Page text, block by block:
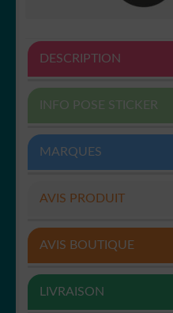
DESCRIPTION
INFO POSE STICKER
MARQUES
AVIS PRODUIT
AVIS BOUTIQUE
LIVRAISON